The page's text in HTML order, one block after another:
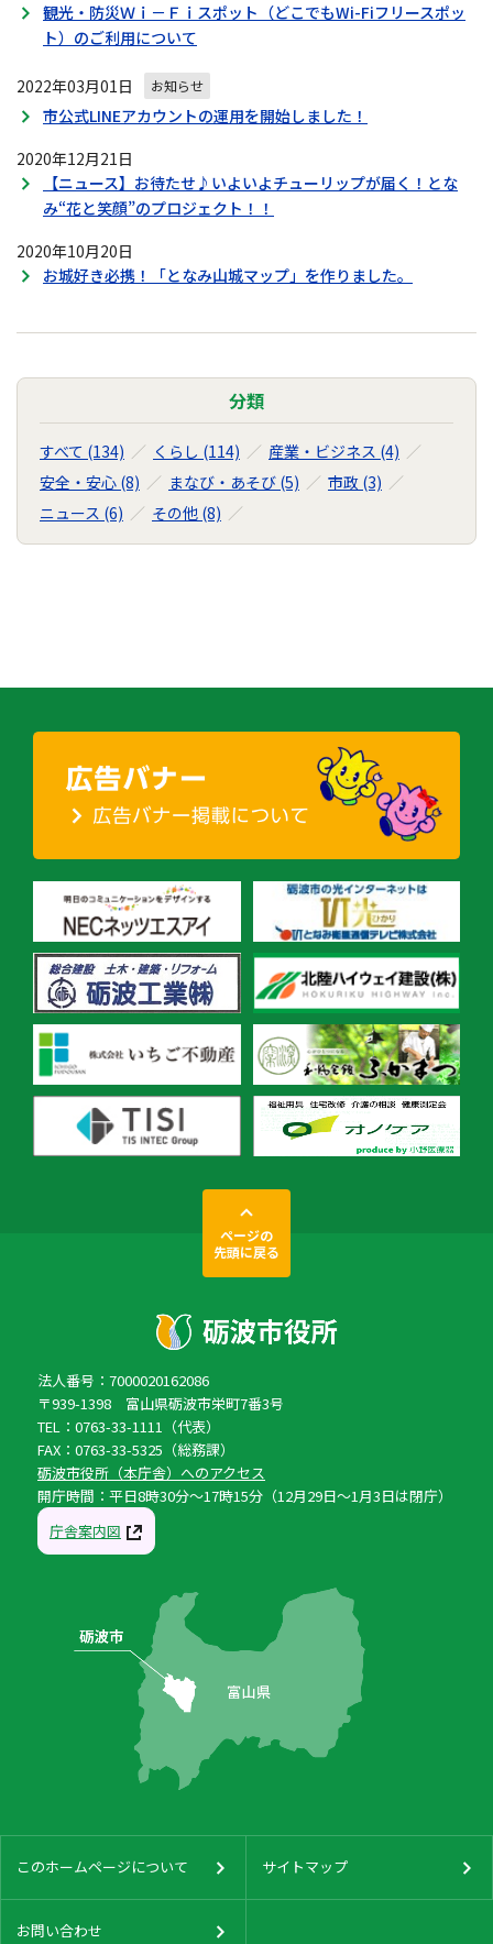
観光・防災Ｗｉ－Ｆｉスポット（どこでもWi-Fiフリースポッ
ト）のご利用について
2022年03月01日 お知らせ
市公式LINEアカウントの運用を開始しました！
2020年12月21日
【ニュース】お待たせ♪いよいよチューリップが届く！とな
み“花と笑顔”のプロジェクト！！
2020年10月20日
お城好き必携！「となみ山城マップ」を作りました。
分類
すべて (134) くらし (114)
産業・ビジネス (4)
安全・安心 (8)
まなび・あそび (5)
市政 (3)
ニュース (6)
その他 (8)
ページの
先頭に戻る
法人番号：7000020162086
〒939-1398 富山県砺波市栄町7番3号
TEL：0763-33-1111（代表）
FAX：0763-33-5325（総務課）
砺波市役所（本庁舎）へのアクセス
開庁時間：平日8時30分〜17時15分（12月29日〜1月3日は閉庁）
庁舎案内図
このホームページについて サイトマップ
お問い合わせ